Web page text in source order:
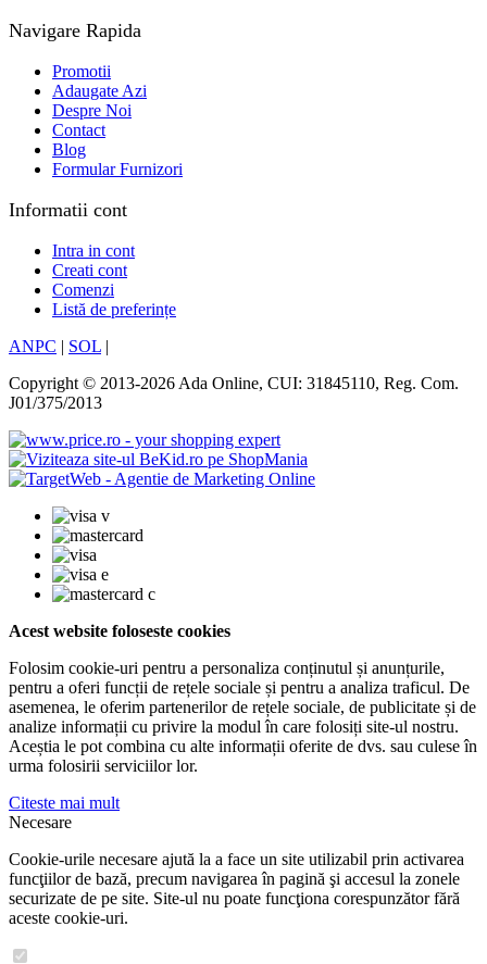
Navigare Rapida
Promotii
Adaugate Azi
Despre Noi
Contact
Blog
Formular Furnizori
Informatii cont
Intra in cont
Creati cont
Comenzi
Listă de preferințe
ANPC | SOL |
Copyright © 2013-2026 Ada Online, CUI: 31845110, Reg. Com.
J01/375/2013
Acest website foloseste cookies
Folosim cookie-uri pentru a personaliza conținutul și anunțurile,
pentru a oferi funcții de rețele sociale și pentru a analiza traficul. De
asemenea, le oferim partenerilor de rețele sociale, de publicitate și de
analize informații cu privire la modul în care folosiți site-ul nostru.
Aceștia le pot combina cu alte informații oferite de dvs. sau culese în
urma folosirii serviciilor lor.
Citeste mai mult
Necesare
Cookie-urile necesare ajută la a face un site utilizabil prin activarea
funcţiilor de bază, precum navigarea în pagină şi accesul la zonele
securizate de pe site. Site-ul nu poate funcţiona corespunzător fără
aceste cookie-uri.